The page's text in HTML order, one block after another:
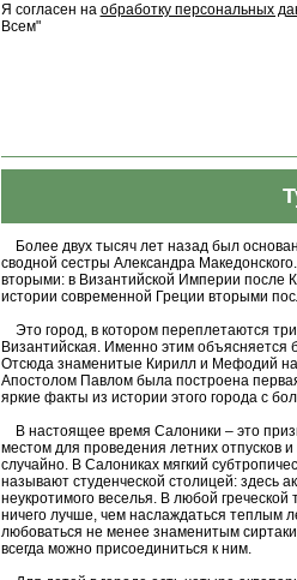
Я согласен на обработку персональных
Всем"
Более двух тысяч лет назад был
сводной сестры Александра
вторыми: в Византийской Империи после
истории современной Греции вторыми
Это город, в котором переплетаются
Византийская. Именно этим объясняется
Отсюда знаменитые Кирилл и Мефодий
Апостолом Павлом была построена
яркие факты из истории этого города с
В настоящее время Салоники – это
местом для проведения летних отпусков
случайно. В Салониках мягкий
называют студенческой столицей: здесь
неукротимого веселья. В любой
ничего лучше, чем наслаждаться теплым
любоваться не менее знаменитым
всегда можно присоединиться к ним.